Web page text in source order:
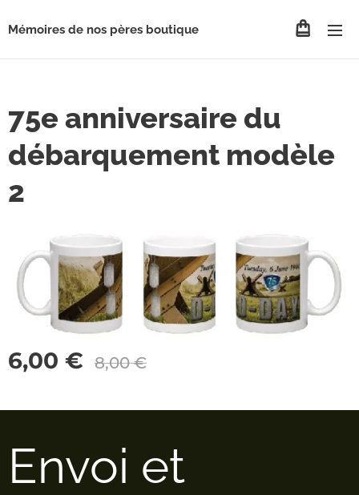
Mémoires de nos pères boutique
75e anniversaire du
débarquement modèle
2
6,00 € 8,00€
Envoi et